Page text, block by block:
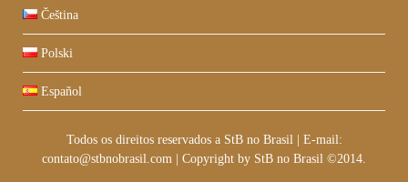
Čeština
Polski
Español
Todos os direitos reservados a StB no Brasil | E-mail:
contato@stbnobrasil.com | Copyright by StB no Brasil ©2014